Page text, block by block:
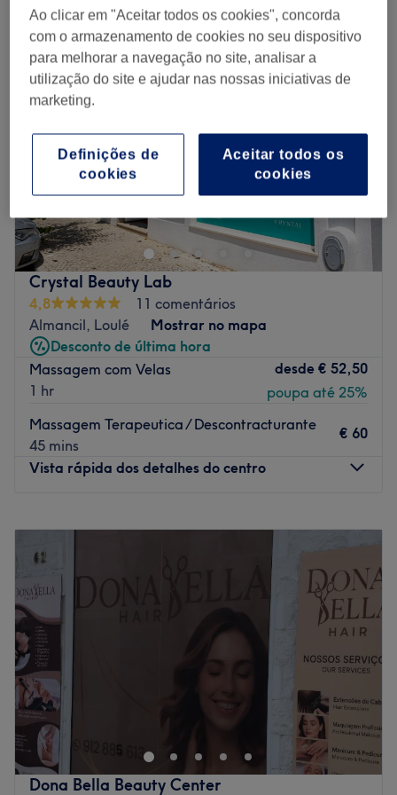
Crystal Beauty Lab
4,8
11 comentários
Almancil, Loulé
Mostrar no mapa
Desconto de última hora
Massagem com Velas
1 hr
desde € 52,50
poupa até 25%
Massagem Terapeutica / Descontracturante
45 mins
€ 60
Vista rápida dos detalhes do centro
Quarta-feira
Quinta-feira
– 12:00
Sexta-feira
09:30
12:00
Sábado
09:30
12:00
Domingo
Crystal Beleza e Bem Estar é um salão/centro de estética
em Almancil, focado em beleza e bem-estar, com
serviços como cabelo, unhas, depilação, tratamentos
faciais, massagens e sobrancelhas. O espaço é descrito
como moderno, limpo e acolhedor, funcionando na Rua
Dona Bella Beauty Center
Ao clicar em "Aceitar todos os cookies", concorda
com o armazenamento de cookies no seu dispositivo
para melhorar a navegação no site, analisar a
utilização do site e ajudar nas nossas iniciativas de
marketing.
Aceitar todos os
cookies
Definições de
cookies